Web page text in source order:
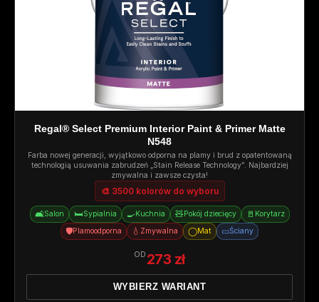
Regal® Select Premium Interior Paint & Primer Matte
N548
Farba nowej generacji, wyjątkowo odporna na plamy i brud z opatentowaną
technologią usuwania zabrudzeń „Stain Release Technology”. Najbardziej
zmywalna i zawsze czysta!
🎨 3500 kolorów do wyboru
🛋️Salon 🛏️Sypialnia 🍳Kuchnia 🧸Pokój dziecięcy 🚪 Korytarz
🛡️Plamoodporna 💧 Zmywalna ◯Mat ▭Ściany
OD 273 zł
WYBIERZ WARIANT